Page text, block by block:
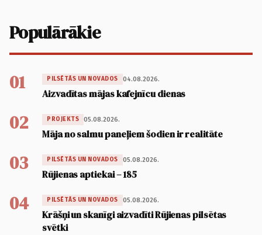
Populārākie
01 PILSĒTĀS UN NOVADOS 04.08.2026.
Aizvadītas mājas kafejnīcu dienas
02 PROJEKTS 05.08.2026.
Māja no salmu paneļiem šodien ir realitāte
03 PILSĒTĀS UN NOVADOS 05.08.2026.
Rūjienas aptiekai – 185
04 PILSĒTĀS UN NOVADOS 05.08.2026.
Krāšņi un skanīgi aizvadīti Rūjienas pilsētas
svētki